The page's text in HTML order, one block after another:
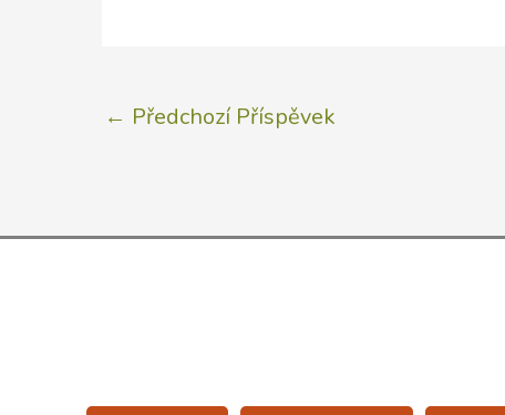
← Předchozí Příspěvek